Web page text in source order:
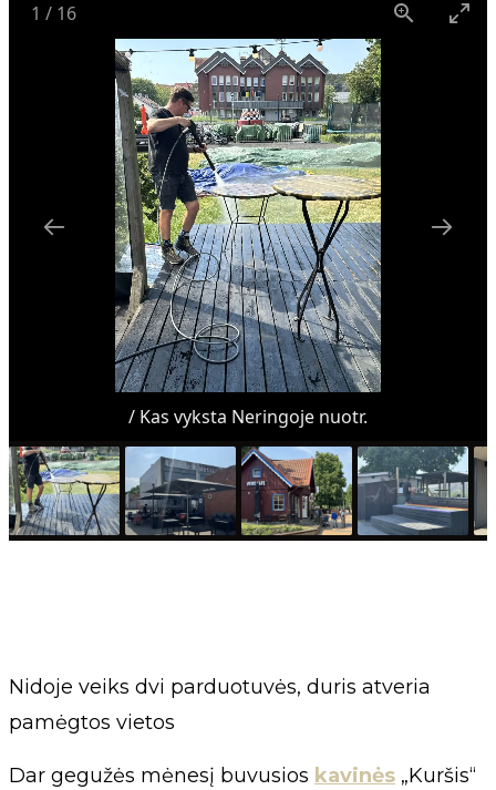
1 / 16
/ Kas vyksta Neringoje nuotr.
Nidoje veiks dvi parduotuvės, duris atveria
pamėgtos vietos
Dar gegužės mėnesį buvusios kavinės „Kuršis“